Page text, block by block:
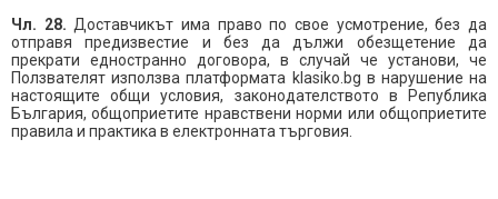
Чл. 28. Доставчикът има право по свое усмотрение, без да
отправя предизвестие и без да дължи обезщетение да
прекрати едностранно договора, в случай че установи, че
Ползвателят използва платформата klasiko.bg в нарушение на
настоящите общи условия, законодателството в Република
България, общоприетите нравствени норми или общоприетите
правила и практика в електронната търговия.